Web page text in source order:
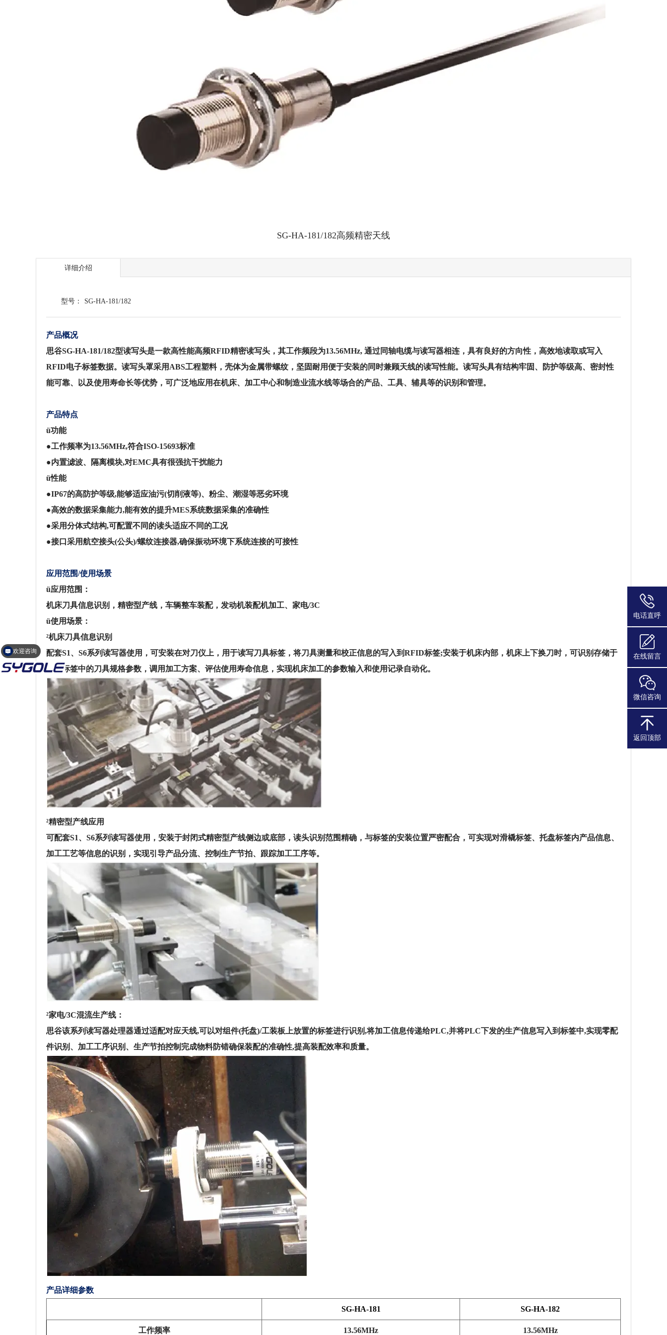
SG-HA-181/182高频精密天线
详细介绍
型号： SG-HA-181/182
产品概况
思谷SG-HA-181/182型读写头是一款高性能高频RFID精密读写头，其工作频段为13.56MHz, 通过同轴电缆与读写器相连，具有良好的方向性，高效地读取或写入
RFID电子标签数据。读写头罩采用ABS工程塑料，壳体为金属带螺纹，坚固耐用便于安装的同时兼顾天线的读写性能。读写头具有结构牢固、防护等级高、密封性
能可靠、以及使用寿命长等优势，可广泛地应用在机床、加工中心和制造业流水线等场合的产品、工具、辅具等的识别和管理。
产品特点
ü功能
●工作频率为13.56MHz,符合ISO-15693标准
●内置滤波、隔离模块,对EMC具有很强抗干扰能力
ü性能
●IP67的高防护等级,能够适应油污(切削液等)、粉尘、潮湿等恶劣环境
●高效的数据采集能力,能有效的提升MES系统数据采集的准确性
●采用分体式结构,可配置不同的读头适应不同的工况
●接口采用航空接头(公头)/螺纹连接器,确保振动环境下系统连接的可接性
应用范围/使用场景
ü应用范围：
机床刀具信息识别，精密型产线，车辆整车装配，发动机装配机加工、家电/3C
ü使用场景：
²机床刀具信息识别
配套S1、S6系列读写器使用，可安装在对刀仪上，用于读写刀具标签，将刀具测量和校正信息的写入到RFID标签;安装于机床内部，机床上下换刀时，可识别存储于
刀柄标签中的刀具规格参数，调用加工方案、评估使用寿命信息，实现机床加工的参数输入和使用记录自动化。
²精密型产线应用
可配套S1、S6系列读写器使用，安装于封闭式精密型产线侧边或底部，读头识别范围精确，与标签的安装位置严密配合，可实现对滑橇标签、托盘标签内产品信息、
加工工艺等信息的识别，实现引导产品分流、控制生产节拍、跟踪加工工序等。
²家电/3C混流生产线：
思谷该系列读写器处理器通过适配对应天线,可以对组件(托盘)/工装板上放置的标签进行识别,将加工信息传递给PLC,并将PLC下发的生产信息写入到标签中,实现零配
件识别、加工工序识别、生产节拍控制完成物料防错确保装配的准确性,提高装配效率和质量。
产品详细参数
SG-HA-181 SG-HA-182
工作频率 13.56MHz 13.56MHz
电话直呼
在线留言
微信咨询
返回顶部
欢迎咨询